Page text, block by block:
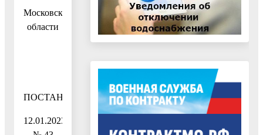
Московской
области
ПОСТАНОВЛЕНИЕ
12.01.2023